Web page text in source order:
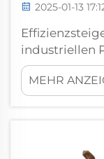
2025-01-13
industriellen
streben
die Effizienz
MEHR